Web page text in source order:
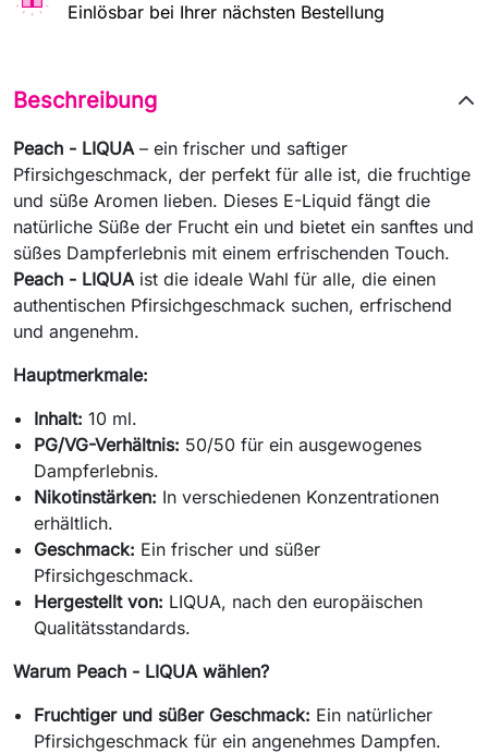
Einlösbar bei Ihrer nächsten Bestellung
Beschreibung
Peach - LIQUA– ein frischer und saftiger
Pfirsichgeschmack, der perfekt für alle ist, die fruchtige
und süße Aromen lieben. Dieses E-Liquid fängt die
natürliche Süße der Frucht ein und bietet ein sanftes und
süßes Dampferlebnis mit einem erfrischenden Touch.
Peach - LIQUAist die ideale Wahl für alle, die einen
authentischen Pfirsichgeschmack suchen, erfrischend
und angenehm.
Hauptmerkmale:
Inhalt: 10 ml.
PG/VG-Verhältnis: 50/50 für ein ausgewogenes
Dampferlebnis.
Nikotinstärken: In verschiedenen Konzentrationen
erhältlich.
Geschmack: Ein frischer und süßer
Pfirsichgeschmack.
Hergestellt von: LIQUA, nach den europäischen
Qualitätsstandards.
Warum Peach - LIQUA wählen?
Fruchtiger und süßer Geschmack: Ein natürlicher
Pfirsichgeschmack für ein angenehmes Dampfen.